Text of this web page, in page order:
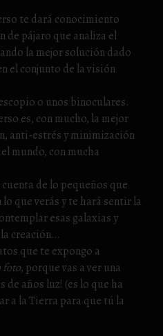
te dará conocimiento
de pájaro que analiza el
la mejor solución dado
el conjunto de la visión
o unos binoculares.
es, con mucho, la mejor
anti-estrés y minimización
mundo, con mucha
de lo pequeños que
que verás y te hará sentir la
esas galaxias y
creación…
que te expongo a
foto, porque vas a ver una
de años luz! (es lo que ha
a la Tierra para que tú la